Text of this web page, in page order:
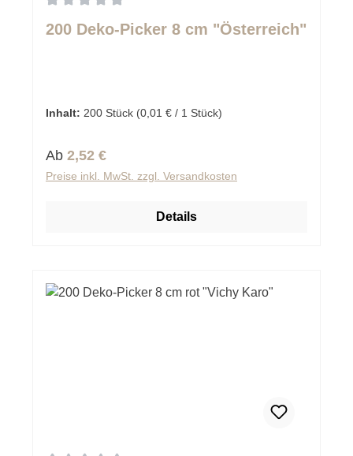
Durchschnittliche Bewertung von 0 von 5 Sternen
200 Deko-Picker 8 cm "Österreich"
Inhalt: 200 Stück (0,01 € / 1 Stück)
Regulärer Preis:
Ab 2,52 €
Preise inkl. MwSt. zzgl. Versandkosten
Details